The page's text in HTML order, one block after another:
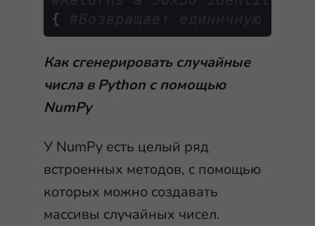
{ #Возвращает единичную
Как сгенерировать случайные
числа в Python с помощью
NumPy
У NumPy есть целый ряд
встроенных методов, с помощью
которых можно создавать
массивы случайных чисел.